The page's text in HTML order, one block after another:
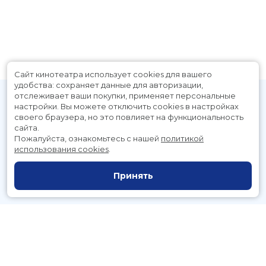
Расписание
Скоро в кино
Служба поддержки
Сайт кинотеатра использует cookies для вашего
удобства: сохраняет данные для авторизации,
отслеживает ваши покупки, применяет персональные
настройки. Вы можете отключить cookies в настройках
своего браузера, но это повлияет на функциональность
сайта.
Пожалуйста, ознакомьтесь с нашей политикой
использования cookies
Принять